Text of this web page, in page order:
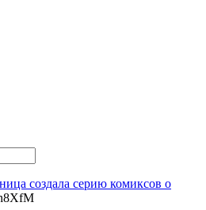
создала серию комиксов о